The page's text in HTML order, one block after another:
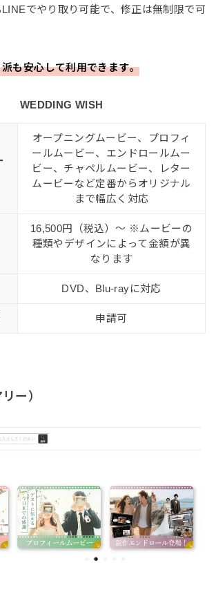
でやり取り可能で、修正は無制限で可
も安心して利用できます。
WEDDING WISH
オープニングムービー、プロフィ
ールムービー、エンドロールムー
ビー、チャペルムービー、レター
ムービーなど定番からオリジナル
まで幅広く対応
16,500円（税込）〜 ※ムービーの
種類やデザインによって金額が異
なります
DVD、Blu-rayに対応
申請可
ー）